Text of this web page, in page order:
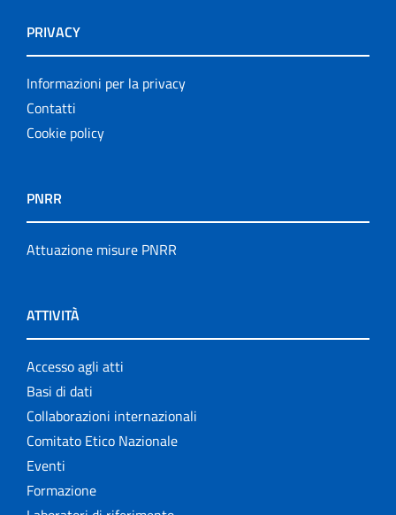
PRIVACY
Informazioni per la privacy
Contatti
Cookie policy
PNRR
Attuazione misure PNRR
ATTIVITÀ
Accesso agli atti
Basi di dati
Collaborazioni internazionali
Comitato Etico Nazionale
Eventi
Formazione